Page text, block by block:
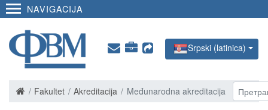
NAVIGACIJA
Srpski (latinica)
Fakultet Akreditacija Međunarodna akreditacija